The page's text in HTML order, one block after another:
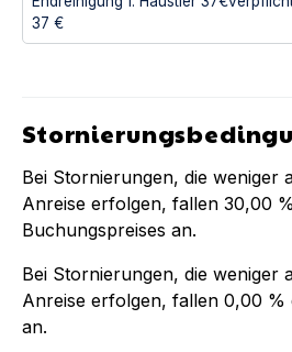
37 €
Bei Stornierungen, die weniger
Anreise erfolgen, fallen 30,00 %
Buchungspreises an.
Bei Stornierungen, die weniger
Anreise erfolgen, fallen 0,00 %
an.